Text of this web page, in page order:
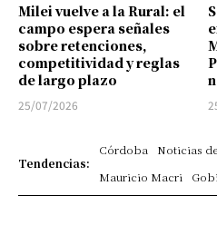
Milei vuelve a la Rural: el
campo espera señales
sobre retenciones,
competitividad y reglas
de largo plazo
25/07/2026
Tendencias:
Córdoba Noticias
Mauricio Macri